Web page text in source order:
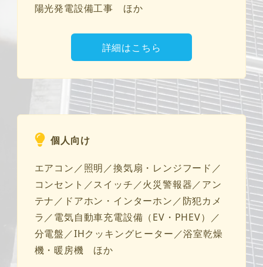
陽光発電設備工事 ほか
詳細はこちら
個人向け
エアコン／照明／換気扇・レンジフード／
コンセント／スイッチ／火災警報器／アン
テナ／ドアホン・インターホン／防犯カメ
ラ／電気自動車充電設備（EV・PHEV）／
分電盤／IHクッキングヒーター／浴室乾燥
機・暖房機 ほか